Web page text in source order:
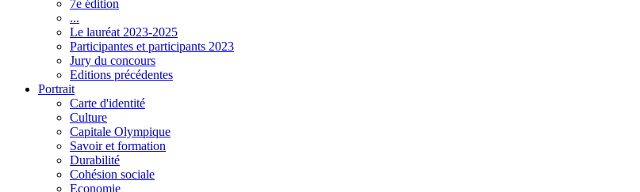
7e édition
...
Le lauréat 2023-2025
Participantes et participants 2023
Jury du concours
Editions précédentes
Portrait
Carte d'identité
Culture
Capitale Olympique
Savoir et formation
Durabilité
Cohésion sociale
Economie